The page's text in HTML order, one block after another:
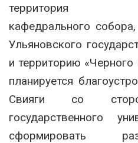
территория
кафедрального
Ульяновского
и территорию
планируется
Свияги со
государственного
сформировать